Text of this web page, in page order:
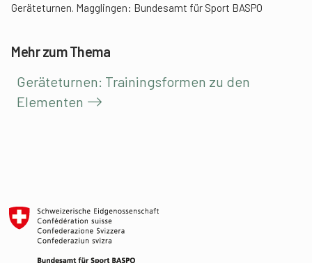
Geräteturnen. Magglingen: Bundesamt für Sport BASPO
Mehr zum Thema
Geräteturnen: Trainingsformen zu den
Elementen